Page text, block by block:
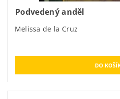
Podvedený anděl
Melissa de la Cruz